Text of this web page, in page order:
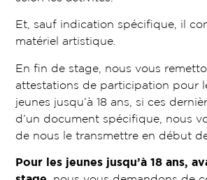
Et, sauf indication spécifique, il
matériel artistique.
En fin de stage, nous vous
attestations de participation pour
jeunes jusqu’à 18 ans, si ces
d’un document spécifique, nous
de nous le transmettre en début
Pour les jeunes jusqu’à 18 ans,